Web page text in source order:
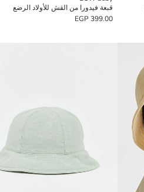
قبعة فيدورا من القش للأولاد الرضع
399.00 EGP